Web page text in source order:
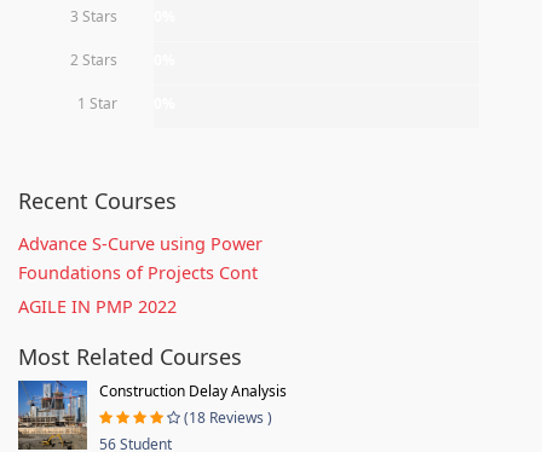
3 Stars
2 Stars
1 Star
Recent Courses
Advance S-Curve using Power
Foundations of Projects Cont
AGILE IN PMP 2022
Most Related Courses
Construction Delay Analysis
(18 Reviews )
56 Student